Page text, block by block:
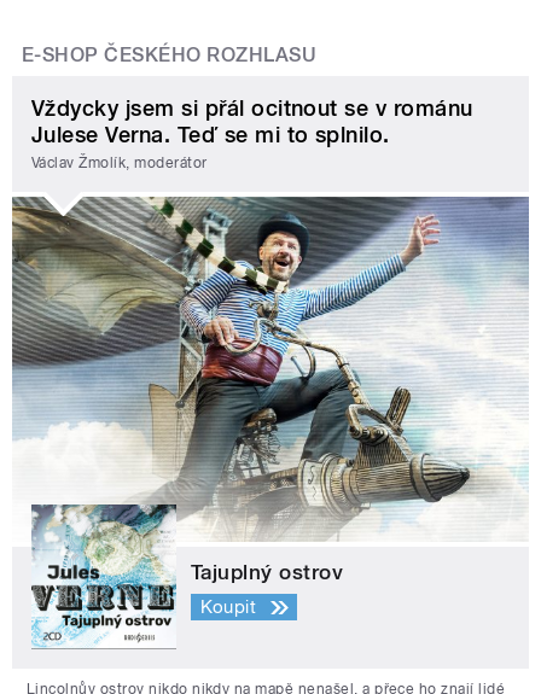
E-SHOP ČESKÉHO ROZHLASU
Vždycky jsem si přál ocitnout se v románu
Julese Verna. Teď se mi to splnilo.
Václav Žmolík, moderátor
Tajuplný ostrov
Koupit
Lincolnův ostrov nikdo nikdy na mapě nenašel, a přece ho znají lidé